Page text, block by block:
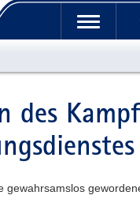
des
gewahrsamslos